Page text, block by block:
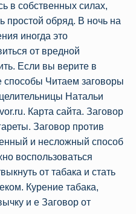
в собственных силах,
простой обряд. В ночь на
иногда это
от вредной
Если вы верите в
способы Читаем заговоры
Натальи
Карта сайта. Заговор
Заговор против
и несложный способ
воспользоваться
от табака и стать
Курение табака,
и е Заговор от